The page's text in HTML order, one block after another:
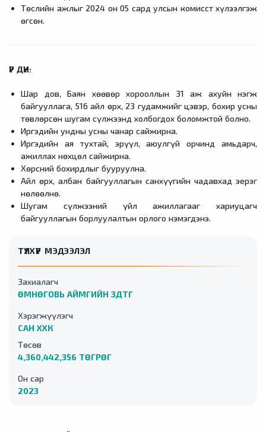
ТҮЛХҮҮР МЭДЭЭЛЭЛ
Захиалагч
ӨМНӨГОВЬ АЙМГИЙН ЗДТГ
Хэрэгжүүлэгч
САН ХХК
Төсөв
4,360,442,356 ТӨГРӨГ
Он сар
2023
Төслийн ажлыг 2024 он 05 сард улсын комисст хүлээлгэж
өгсөн.
ҮР ДҮН:
Шар дов, Баян хөөвөр хорооллын 31 аж ахуйн нэгж
байгууллага, 516 айл өрх, 23 гудамжийг цэвэр, бохир усны
төвлөрсөн шугам сүлжээнд холбогдох боломжтой болно.
Иргэдийн ундны усны чанар сайжирна.
Иргэдийн ая тухтай, эрүүл, аюулгүй орчинд амьдарч,
ажиллах нөхцөл сайжирна.
Хөрсний бохирдлыг бууруулна.
Айл өрх, албан байгууллагын санхүүгийн чадавхад эерэг
нөлөөлнө.
Шугам сүлжээний үйл ажиллагааг хариуцагч
байгууллагын борлуулалтын орлого нэмэгдэнэ.